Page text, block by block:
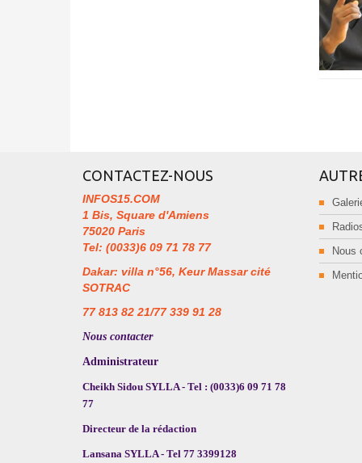
CONTACTEZ-NOUS
INFOS15.COM
1 Bis, Square d'Amiens
75020 Paris
Tel: (0033)6 09 71 78 77
Dakar: villa n°56, Keur Massar cité
SOTRAC
77 813 82 21/77 339 91 28
Nous contacter
Administrateur
Cheikh Sidou SYLLA - Tel : (0033)6 09 71 78
77
Directeur de la rédaction
Lansana SYLLA - Tel 77 3399128
Nous